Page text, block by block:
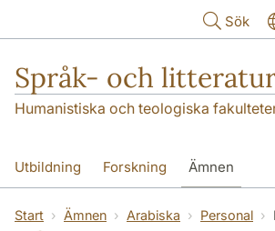
Sök
Språk- och
Humanistiska och teologiska
Utbildning Forskning Ämnen
SOL-husen Kontakt Institutionen
Start Ämnen Arabiska Personal